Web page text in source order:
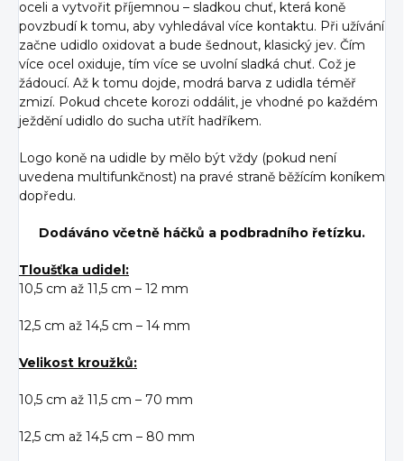
oceli a vytvořit příjemnou – sladkou chuť, která koně
povzbudí k tomu, aby vyhledával více kontaktu. Při užívání
začne udidlo oxidovat a bude šednout, klasický jev. Čím
více ocel oxiduje, tím více se uvolní sladká chuť. Což je
žádoucí. Až k tomu dojde, modrá barva z udidla téměř
zmizí. Pokud chcete korozi oddálit, je vhodné po každém
ježdění udidlo do sucha utřít hadříkem.
Logo koně na udidle by mělo být vždy (pokud není
uvedena multifunkčnost) na pravé straně běžícím koníkem
dopředu.
Dodáváno včetně háčků a podbradního řetízku.
Tloušťka udidel:
10,5 cm až 11,5 cm – 12 mm
12,5 cm až 14,5 cm – 14 mm
Velikost kroužků:
10,5 cm až 11,5 cm – 70 mm
12,5 cm až 14,5 cm – 80 mm